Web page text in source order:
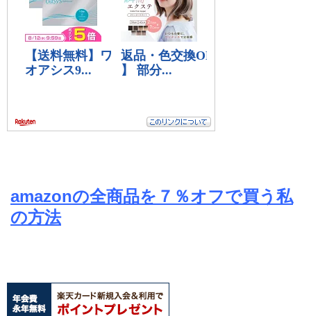
amazonの全商品を７％オフで買う私
の方法